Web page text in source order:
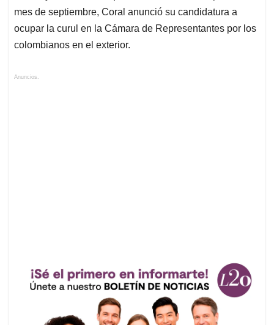
mes de septiembre, Coral anunció su candidatura a
ocupar la curul en la Cámara de Representantes por los
colombianos en el exterior.
Anuncios.